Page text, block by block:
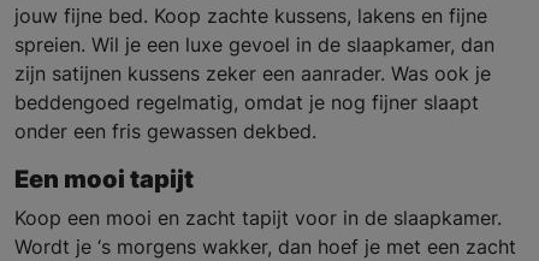
jouw fijne bed. Koop zachte kussens, lakens en fijne
spreien. Wil je een luxe gevoel in de slaapkamer, dan
zijn satijnen kussens zeker een aanrader. Was ook je
beddengoed regelmatig, omdat je nog fijner slaapt
onder een fris gewassen dekbed.
Een mooi tapijt
Koop een mooi en zacht tapijt voor in de slaapkamer.
Wordt je ‘s morgens wakker, dan hoef je met een zacht